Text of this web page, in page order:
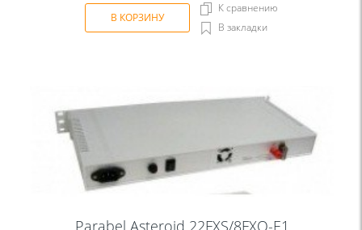
В КОРЗИНУ
К сравнению
В закладки
Parabel Asteroid 22FXS/8FXO-E1